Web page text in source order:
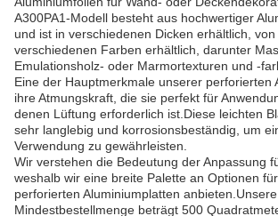
A300PA1-Modell besteht aus hochwertiger
und ist in verschiedenen Dicken erhältlich,
verschiedenen Farben erhältlich, darunter
Emulationsholz- oder Marmortexturen und -
Eine der Hauptmerkmale unserer perforierten
ihre Atmungskraft, die sie perfekt für
denen Lüftung erforderlich ist.Diese leichten
sehr langlebig und korrosionsbeständig, um
Verwendung zu gewährleisten.
Wir verstehen die Bedeutung der Anpassung
weshalb wir eine breite Palette an Optionen
perforierten Aluminiumplatten anbieten.Unsere
Mindestbestellmenge beträgt 500